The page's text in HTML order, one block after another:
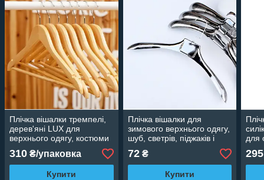
Плічка вішалки тремпелі,
дерев'яні LUX для
верхнього одягу, костюми
лаковані 5 шт., 44 см
310 ₴/упаковка
Купити
Плічка вішалки для
зимового верхнього одягу,
шуб, светрів, піджаків і
трикотажу
72₴
Купити
для
295